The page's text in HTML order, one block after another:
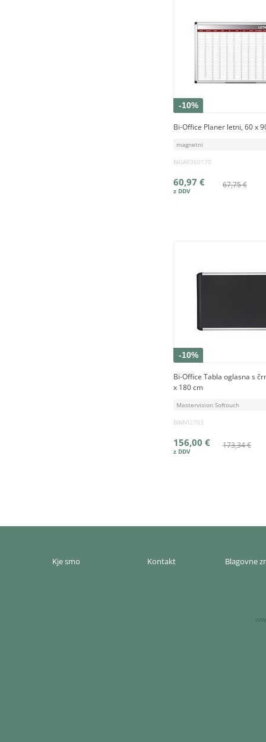
-10%
Bi-Office Planer letni, 60 x
magnetni
BIGA0360170
67,75 €
60,97 €
-10%
Bi-Office Tabla oglasna s
x 180 cm
Mastervision Softouch
BIMVI2703
173,34 €
156,00 €
Kje smo Kontakt Blagovne